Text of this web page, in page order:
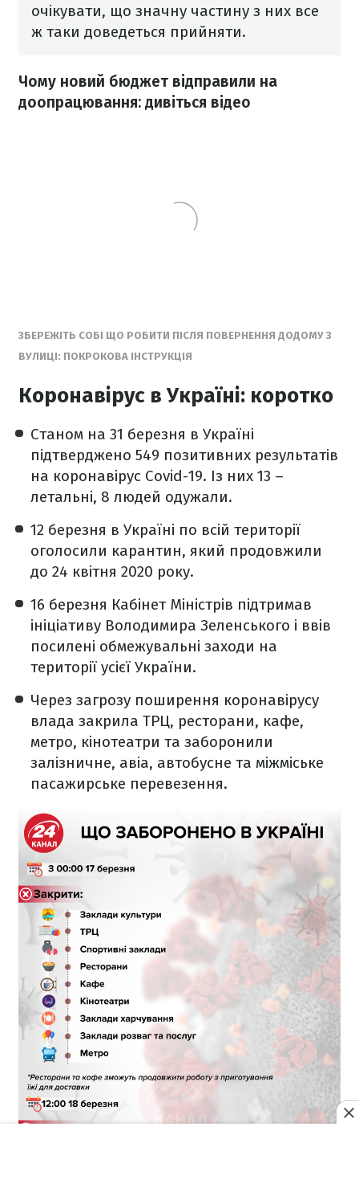
очікувати, що значну частину з них все
ж таки доведеться прийняти.
Чому новий бюджет відправили на
доопрацювання: дивіться відео
ЗБЕРЕЖІТЬ СОБІ ЩО РОБИТИ ПІСЛЯ ПОВЕРНЕННЯ ДОДОМУ З
ВУЛИЦІ: ПОКРОКОВА ІНСТРУКЦІЯ
Коронавірус в Україні: коротко
Станом на 31 березня в Україні
підтверджено 549 позитивних результатів
на коронавірус Covid-19. Із них 13 –
летальні, 8 людей одужали.
12 березня в Україні по всій території
оголосили карантин, який продовжили
до 24 квітня 2020 року.
16 березня Кабінет Міністрів підтримав
ініціативу Володимира Зеленського і ввів
посилені обмежувальні заходи на
території усієї України.
Через загрозу поширення коронавірусу
влада закрила ТРЦ, ресторани, кафе,
метро, кінотеатри та заборонили
залізничне, авіа, автобусне та міжміське
пасажирське перевезення.